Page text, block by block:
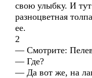
свою улыбку. И
разноцветная
ее.
2
— Смотрите:
— Где?
— Да вот же, на